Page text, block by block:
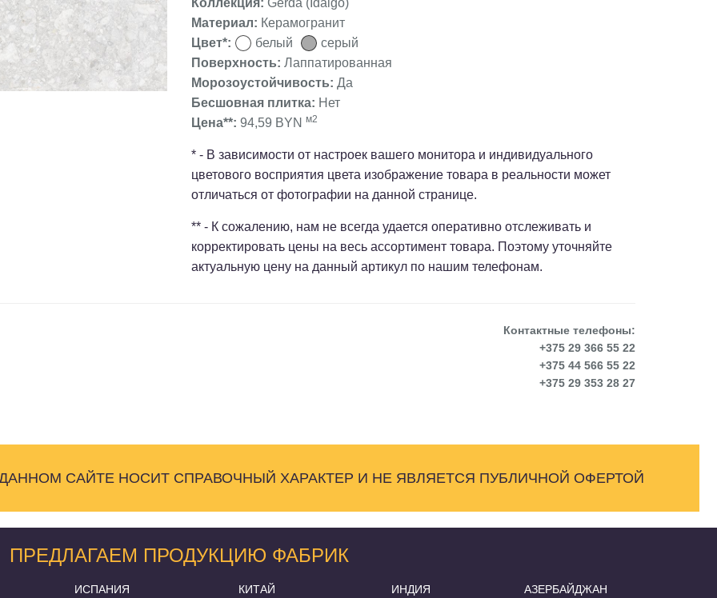
Коллекция: Gerda (Idalgo)
Материал: Керамогранит
Цвет*:
белый
серый
Поверхность: Лаппатированная
Морозоустойчивость: Да
Бесшовная плитка: Нет
Цена**: 94,59 BYN м2
* - В зависимости от настроек вашего монитора и индивидуального
цветового восприятия цвета изображение товара в реальности может
отличаться от фотографии на данной странице.
** - К сожалению, нам не всегда удается оперативно отслеживать и
корректировать цены на весь ассортимент товара. Поэтому уточняйте
актуальную цену на данный артикул по нашим телефонам.
Контактные телефоны:
+375 29 366 55 22
+375 44 566 55 22
+375 29 353 28 27
САЙТЕ НОСИТ СПРАВОЧНЫЙ ХАРАКТЕР И НЕ ЯВЛЯЕТСЯ ПУБЛИЧНОЙ ОФЕРТОЙ
ПРЕДЛАГАЕМ ПРОДУКЦИЮ ФАБРИК
ИСПАНИЯ КИТАЙ ИНДИЯ АЗЕРБАЙДЖАН